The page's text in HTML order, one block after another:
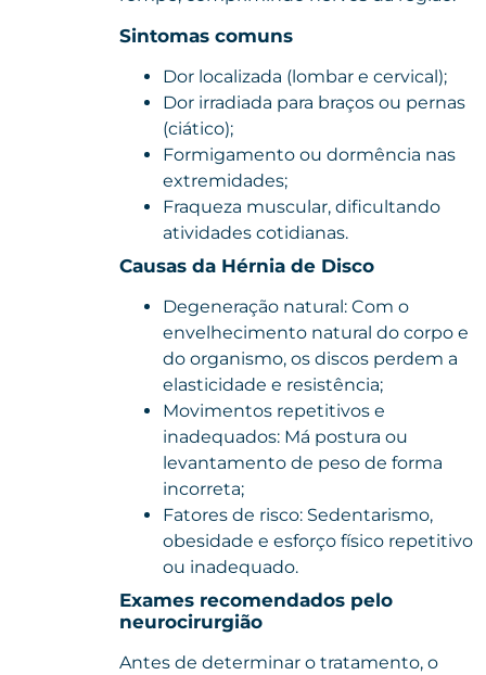
Sintomas comuns
Dor localizada (lombar e cervical);
Dor irradiada para braços ou pernas
(ciático);
Formigamento ou dormência nas
extremidades;
Fraqueza muscular, dificultando
atividades cotidianas.
Causas da Hérnia de Disco
Degeneração natural: Com o
envelhecimento natural do corpo e
do organismo, os discos perdem a
elasticidade e resistência;
Movimentos repetitivos e
inadequados: Má postura ou
levantamento de peso de forma
incorreta;
Fatores de risco: Sedentarismo,
obesidade e esforço físico repetitivo
ou inadequado.
Exames recomendados pelo
neurocirurgião
Antes de determinar o tratamento, o